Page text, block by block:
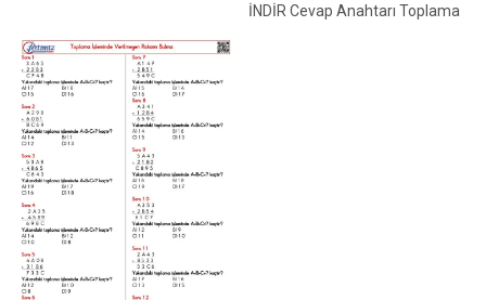
İNDİR Cevap Anahtarı Toplama